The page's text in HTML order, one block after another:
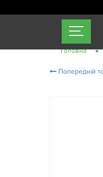
Головна
Попередній